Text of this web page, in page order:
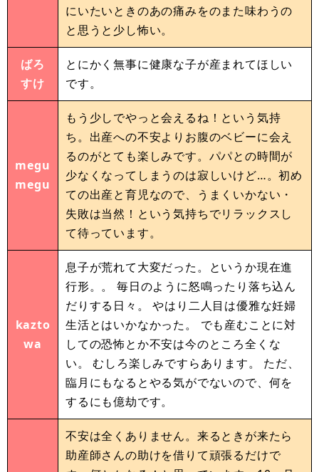
にいたいときのあの痛みをのまた味わうの
と思うと少し怖い。
ばろ
すけ
とにかく無事に健康な子が産まれてほしい
です。
megu
megu
もう少しでやっと会えるね！という気持
ち。出産への不安よりお腹のベビーに会え
るのがとても楽しみです。パパとの時間が
少なくなってしまうのは寂しいけど…。初め
ての出産と育児なので、うまくいかない・
失敗は当然！という気持ちでリラックスし
て待っています。
kazto
wa
息子が荒れて大変だった。というか現在進
行形。。 毎日のように怒鳴ったり落ち込ん
だりする日々。 やはり二人目は優雅な妊婦
生活とはいかなかった。 でも産むことに対
しての恐怖とか不安は今のところ全くな
い。 むしろ楽しみですらあります。 ただ、
臨月にもなるとやる気がでないので、何を
するにも億劫です。
不安は全くありません。来るときが来たら
助産師さんの助けを借りて頑張るだけで